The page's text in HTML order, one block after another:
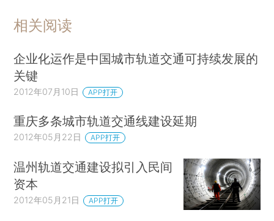
相关阅读
企业化运作是中国城市轨道交通可持续发展的
关键
2012年07月10日 APP打开
重庆多条城市轨道交通线建设延期
2012年05月22日 APP打开
温州轨道交通建设拟引入民间
资本
2012年05月21日 APP打开